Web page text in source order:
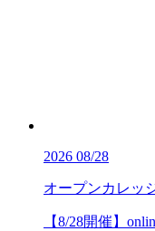
2026 08/28
オープンカレッ
【8/28開催】